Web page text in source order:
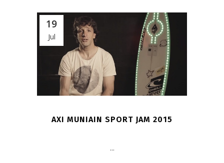
19
Jul
AXI MUNIAIN SPORT JAM 2015
...